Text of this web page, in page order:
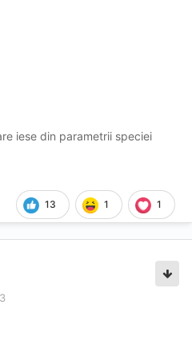
iese din parametrii speciei
13 1 1